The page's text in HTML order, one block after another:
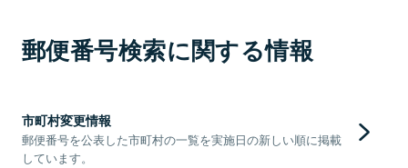
郵便番号検索に関する情報
市町村変更情報
郵便番号を公表した市町村の一覧を実施日の新しい順に掲載
しています。